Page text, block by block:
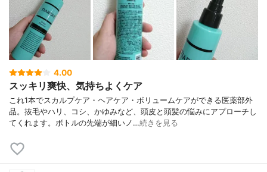
4.00
スッキリ爽快、気持ちよくケア
これ1本でスカルプケア・ヘアケア・ボリュームケアができる医薬部外
品。抜毛やハリ、コシ、かゆみなど、頭皮と頭髪の悩みにアプローチし
てくれます。ボトルの先端が細いノ…続きを見る